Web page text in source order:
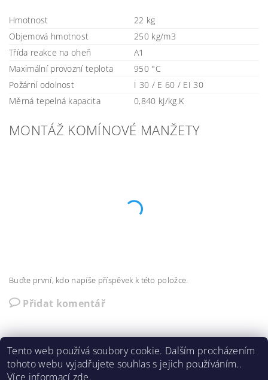
Hmotnost
22 kg
Objemová hmotnost
250 kg/m3
Třída reakce na oheň
A1
Maximální provozní teplota
950 °C
Požární odolnost
I 30 / E 60 / EI 30
Měrná tepelná kapacita
0,840 kJ/kg.K
MONTÁŽ KOMÍNOVÉ MANŽETY
Buďte první, kdo napíše příspěvek k této položce.
Přidat komentář
Foukane-izolace-opava.cz | ito.cz
Tento web používá soubory cookie. Dalším procházením
tohoto webu vyjadřujete souhlas s jejich používáním..
Více informací zde.